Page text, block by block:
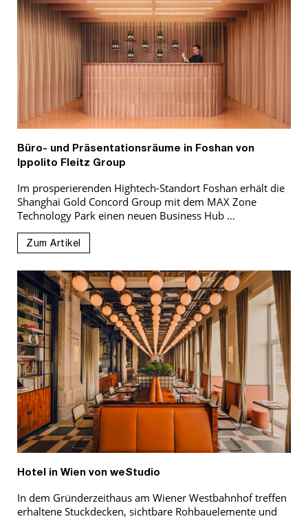
Büro- und Präsentationsräume in Foshan von
Ippolito Fleitz Group
Im prosperierenden Hightech-Standort Foshan erhält die
Shanghai Gold Concord Group mit dem MAX Zone
Technology Park einen neuen Business Hub …
Zum Artikel
Hotel in Wien von weStudio
In dem Gründerzeithaus am Wiener Westbahnhof treffen
erhaltene Stuckdecken, sichtbare Rohbauelemente und